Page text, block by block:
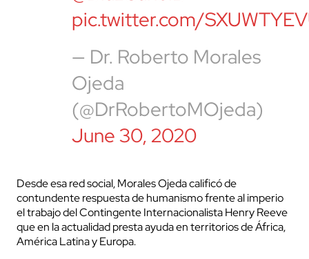
pic.twitter.com/
— Dr. Roberto Morales
Ojeda
(@DrRobertoMOjeda)
June 30, 2020
Desde esa red social, Morales Ojeda calificó de
contundente respuesta de humanismo frente al imperio
el trabajo del Contingente Internacionalista Henry Reeve
que en la actualidad presta ayuda en territorios de África,
América Latina y Europa.